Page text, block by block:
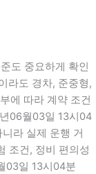
도 중요하게 확인
라도 경차, 준중형,
에 따라 계약 조건
06월03일 13시04
라 실제 운행 거
조건, 정비 편의성
03일 13시04분